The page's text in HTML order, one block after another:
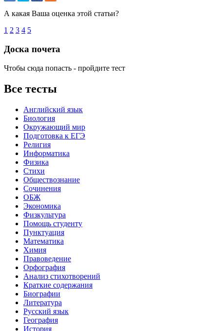
А какая Ваша оценка этой статьи?
1 2 3 4 5
Доска почета
Чтобы сюда попасть - пройдите тест
Все тесты
Английский язык
Биология
Окружающий мир
Подготовка к ЕГЭ
Религия
Информатика
Физика
Стихи
Обществознание
Сочинения
ОБЖ
Экономика
Физкультура
Помощь студенту
Пунктуация
Математика
Химия
Правоведение
Орфография
Анализ стихотворений
Краткие содержания
Биографии
Литература
Русский язык
География
История